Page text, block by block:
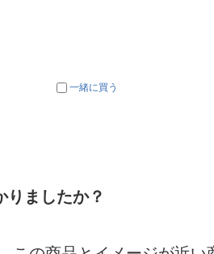
一緒に買う
りましたか？